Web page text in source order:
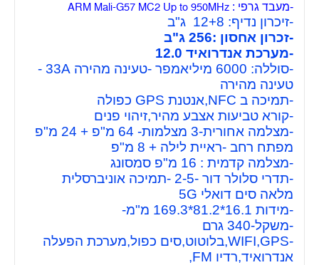
-מעבד גרפי : ARM Mali-G57 MC2 Up to 950MHz
-זיכרון נדיף: 12+8 ג"ב
-זכרון אחסון :256 ג"ב
-מערכת אנדרואיד 12.0
-סוללה: 6000 מיליאמפר -טעינה מהירה 33A -
טעינה מהירה
-תמיכה ב NFC,אנטנת GPS כפולה
-קורא טביעות אצבע מהיר,זיהוי פנים
-מצלמה אחורית-3 מצלמות- 64 מ"פ + 24 מ"פ
מפתח רחב -ראיית לילה + 8 מ"פ
-מצלמה קדמית : 16 מ"פ סמסונג
-תדרי סלולר דור -2-5 -תמיכה אוניברסלית
מלאה סים דואלי 5G
-מידות 16.1*81.2*169.3
מ"מ-
-משקל-340 גרם
-WIFI,GPS,בלוטוט,סים כפול,מערכת הפעלה
אנדרואיד,רדיו FM,